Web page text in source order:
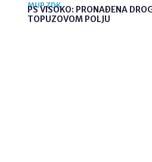
MUP ZDK
PS VISOKO: PRONAĐENA
TOPUZOVOM POLJU